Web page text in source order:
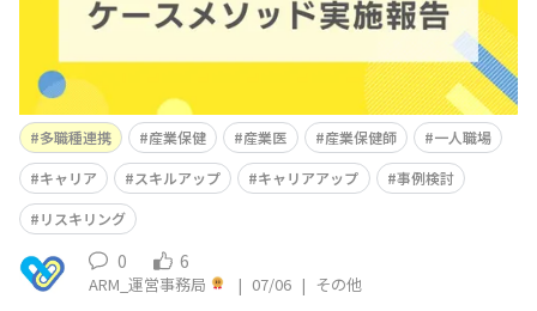
多職種連携 産業保健 産業医 産業保健師
一人職場
キャリア
スキルアップ キャリアアップ
事例検討
リスキリング
0 6
ARM_運営事務局 | 07/06 | その他